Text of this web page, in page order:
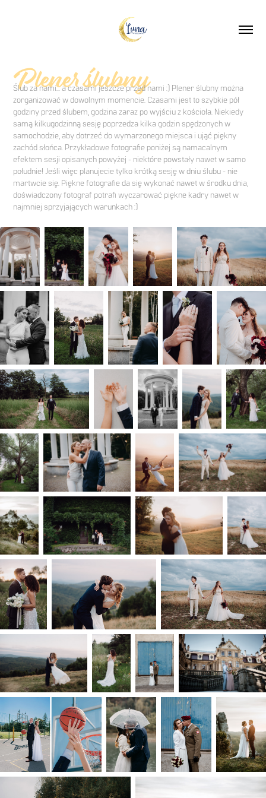
Plener ślubny
Ślub za nami... a czasami jeszcze przed nami :) Plener ślubny można
zorganizować w dowolnym momencie. Czasami jest to szybkie pół
godziny przed ślubem, godzina zaraz po wyjściu z kościoła. Niekiedy
samą kilkugodzinną sesję poprzedza kilka godzin spędzonych w
samochodzie, aby dotrzeć do wymarzonego miejsca i ująć piękny
zachód słońca. Przykładowe fotografie poniżej są namacalnym
efektem sesji opisanych powyżej - niektóre powstały nawet w samo
południe! Jeśli więc planujecie tylko krótką sesję w dniu ślubu - nie
martwcie się. Piękne fotografie da się wykonać nawet w środku dnia,
doświadczony fotograf potrafi wyczarować piękne kadry nawet w
najmniej sprzyjających warunkach :)